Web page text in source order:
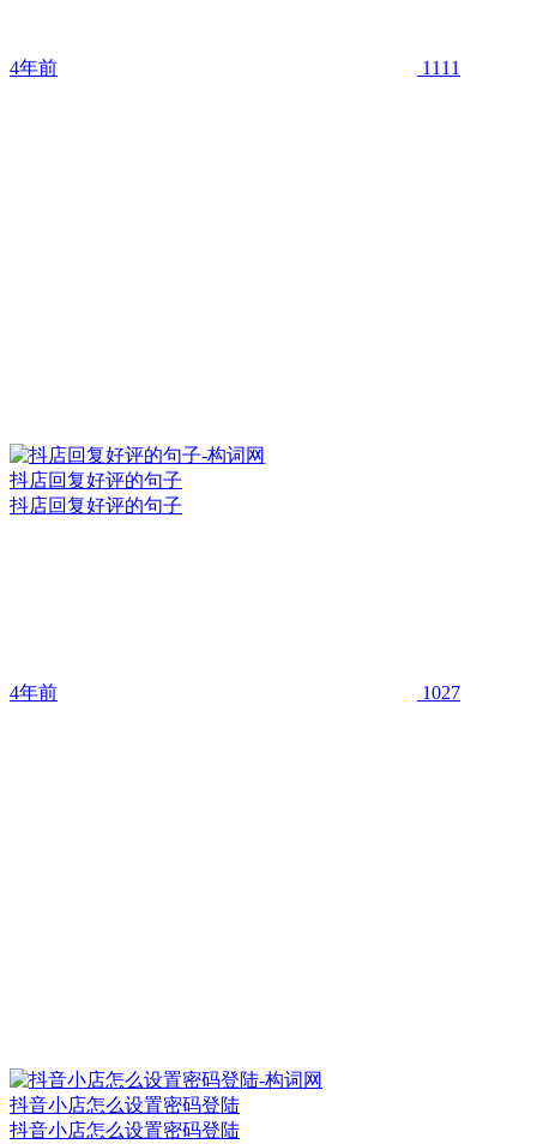
4年前 1111
抖店回复好评的句子
抖店回复好评的句子
4年前 1027
抖音小店怎么设置密码登陆
抖音小店怎么设置密码登陆